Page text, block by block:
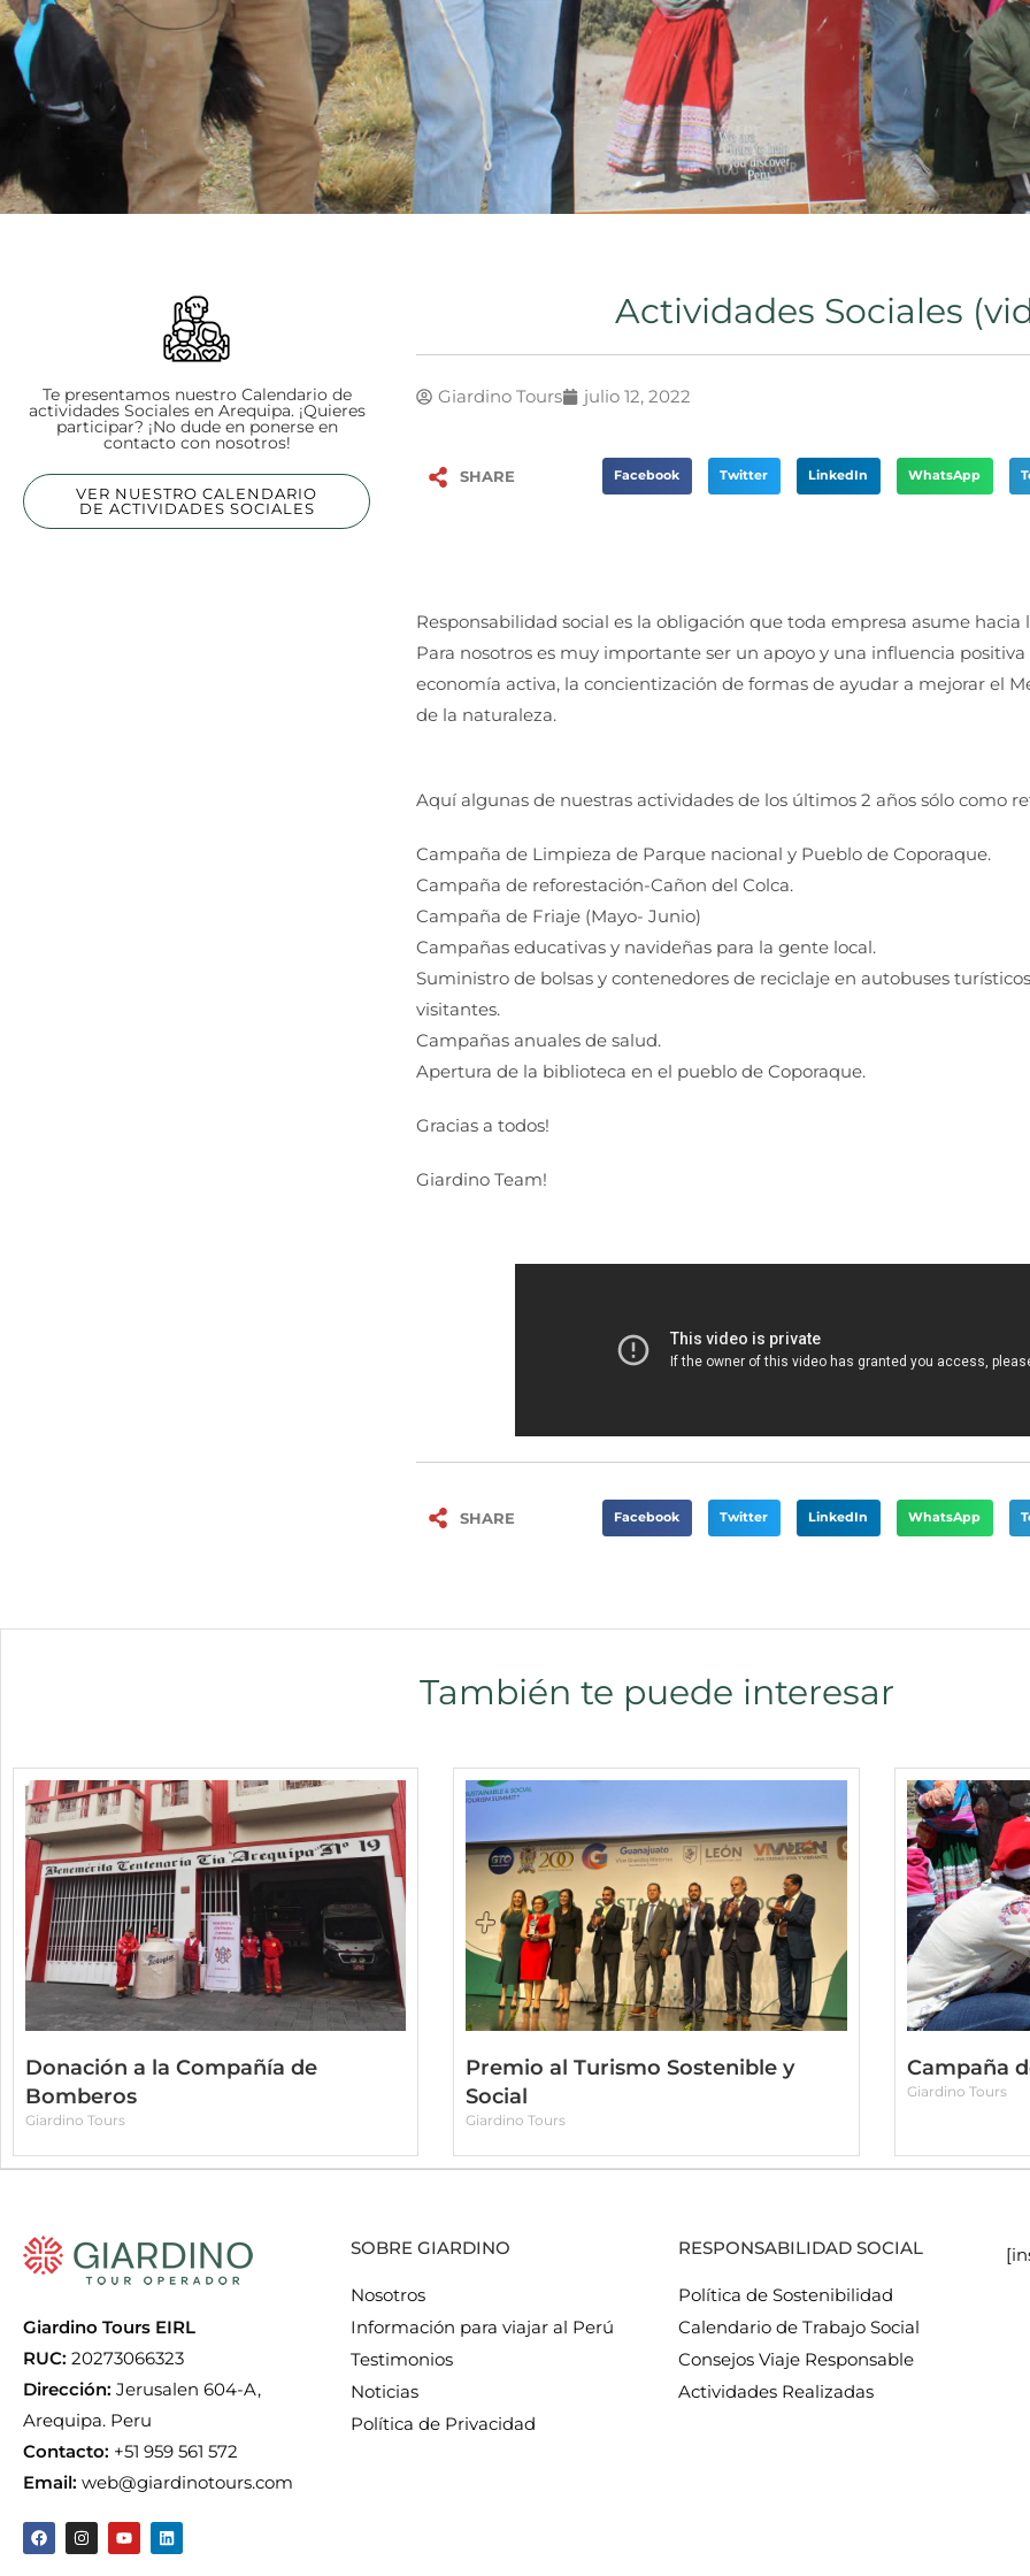
Te presentamos nuestro Calendario de
actividades Sociales en Arequipa. ¡Quieres
participar? ¡No dude en ponerse en
contacto con nosotros!
VER NUESTRO CALENDARIO
DE ACTIVIDADES SOCIALES
Actividades Sociales
Giardino Tours julio 12, 2022
SHARE Facebook Twitter LinkedIn WhatsApp
Responsabilidad social es la obligación que toda empresa asume hacia
Para nosotros es muy importante ser un apoyo y una influencia positiva
economía activa, la concientización de formas de ayudar a mejorar el
de la naturaleza.
Aquí algunas de nuestras actividades de los últimos 2 años sólo como
Campaña de Limpieza de Parque nacional y Pueblo de Coporaque.
Campaña de reforestación-Cañon del Colca.
Campaña de Friaje (Mayo- Junio)
Campañas educativas y navideñas para la gente local.
Suministro de bolsas y contenedores de reciclaje en autobuses
visitantes.
Campañas anuales de salud.
Apertura de la biblioteca en el pueblo de Coporaque.
Gracias a todos!
Giardino Team!
SHARE Facebook Twitter LinkedIn WhatsApp
También te puede interesar
Donación a la Compañía de
Bomberos
Giardino Tours
Premio al Turismo Sostenible y
Social
Giardino Tours
Campaña
Giardino Tours
Giardino Tours EIRL
RUC: 20273066323
Dirección: Jerusalen 604-A,
Arequipa. Peru
Contacto: +51 959 561 572
Email: web@giardinotours.com
SOBRE GIARDINO
Nosotros
Información para viajar al Perú
Testimonios
Noticias
Política de Privacidad
RESPONSABILIDAD SOCIAL
Política de Sostenibilidad
Calendario de Trabajo Social
Consejos Viaje Responsable
Actividades Realizadas